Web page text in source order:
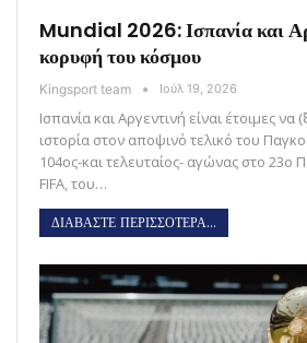
Mundial 2026: Ισπανία και
κορυφή του κόσμου
Kingsport team Ιούλ 19, 2026
Ισπανία και Αργεντινή είναι έτοιμες
ιστορία στον αποψινό τελικό του
104ος-και τελευταίος- αγώνας στο 23ο
FIFA, του…
ΔΙΑΒΑΣΤΕ ΠΕΡΙΣΣΟΤΕΡΑ...